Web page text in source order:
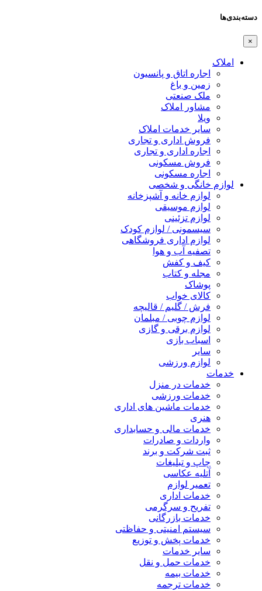
دسته‌بندی‌ها
×
املاک
اجاره اتاق و پانسیون
زمین و باغ
ملک صنعتی
مشاور املاک
ویلا
سایر خدمات املاک
فروش اداری و تجاری
اجاره اداری و تجاری
فروش مسکونی
اجاره مسکونی
لوازم خانگی و شخصی
لوازم خانه و آشپزخانه
لوازم موسیقی
لوازم تزئینی
سیسمونی / لوازم کودک
لوازم اداری فروشگاهی
تصفیه آب و هوا
کیف و کفش
مجله و کتاب
پوشاک
کالای خواب
فرش / گلیم / قالیچه
لوازم چوبی / مبلمان
لوازم برقی و گازی
اسباب بازی
سایر
لوازم ورزشی
خدمات
خدمات در منزل
خدمات ورزشی
خدمات ماشین های اداری
هنری
خدمات مالی و حسابداری
واردات و صادرات
ثبت شرکت و برند
چاپ و تبلیغات
آتلیه عکاسی
تعمیر لوازم
خدمات اداری
تفریح و سرگرمی
خدمات بازرگانی
سیستم امنیتی و حفاظتی
خدمات پخش و توزیع
سایر خدمات
خدمات حمل و نقل
خدمات بیمه
خدمات ترجمه